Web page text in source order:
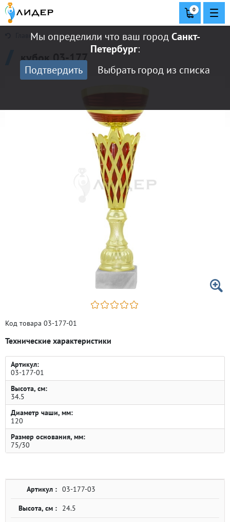
Мы определили что ваш городСанкт-
Петербург:
Подтвердить
Выбрать город из списка
0
Главная
кубок 03-177
Код товара 03-177-01
Технические характеристики
Артикул:
03-177-01
Высота, см:
34.5
Диаметр чаши, мм:
120
Размер основания, мм:
75/30
Артикул : 03-177-03
Высота, см : 24.5